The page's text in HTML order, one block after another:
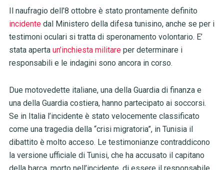
Il naufragio dell’8 ottobre è stato prontamente definito
incidentedal Ministero della difesa tunisino, anche se per i
testimoni oculari si tratta di speronamento volontario. E’
stata aperta un’inchiesta militareper determinare i
responsabili e le indagini sono ancora in corso.
Due motovedette italiane, una della Guardia di finanza e
una della Guardia costiera, hanno partecipato ai soccorsi.
Se in Italia l’incidente è stato velocemente classificato
come una tragedia della “crisi migratoria”, in Tunisia il
dibattito è molto acceso. Le testimonianze contraddicono
la versione ufficiale di Tunisi, che ha accusato il capitano